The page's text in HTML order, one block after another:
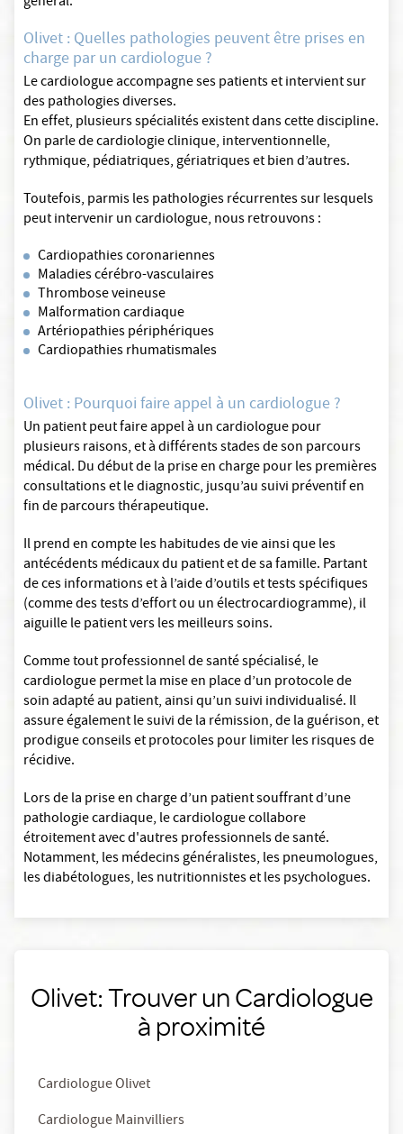
Olivet : Quelles pathologies peuvent être prises en
charge par un cardiologue ?
Le cardiologue accompagne ses patients et intervient sur
des pathologies diverses.
En effet, plusieurs spécialités existent dans cette discipline.
On parle de cardiologie clinique, interventionnelle,
rythmique, pédiatriques, gériatriques et bien d’autres.
Toutefois, parmis les pathologies récurrentes sur lesquels
peut intervenir un cardiologue, nous retrouvons :
Cardiopathies coronariennes
Maladies cérébro-vasculaires
Thrombose veineuse
Malformation cardiaque
Artériopathies périphériques
Cardiopathies rhumatismales
Olivet : Pourquoi faire appel à un cardiologue ?
Un patient peut faire appel à un cardiologue pour
plusieurs raisons, et à différents stades de son parcours
médical. Du début de la prise en charge pour les premières
consultations et le diagnostic, jusqu’au suivi préventif en
fin de parcours thérapeutique.
Il prend en compte les habitudes de vie ainsi que les
antécédents médicaux du patient et de sa famille. Partant
de ces informations et à l’aide d’outils et tests spécifiques
(comme des tests d’effort ou un électrocardiogramme), il
aiguille le patient vers les meilleurs soins.
Comme tout professionnel de santé spécialisé, le
cardiologue permet la mise en place d’un protocole de
soin adapté au patient, ainsi qu’un suivi individualisé. Il
assure également le suivi de la rémission, de la guérison, et
prodigue conseils et protocoles pour limiter les risques de
récidive.
Lors de la prise en charge d’un patient souffrant d’une
pathologie cardiaque, le cardiologue collabore
étroitement avec d'autres professionnels de santé.
Notamment, les médecins généralistes, les pneumologues,
les diabétologues, les nutritionnistes et les psychologues.
Olivet: Trouver un Cardiologue
à proximité
Cardiologue Olivet
Cardiologue Mainvilliers